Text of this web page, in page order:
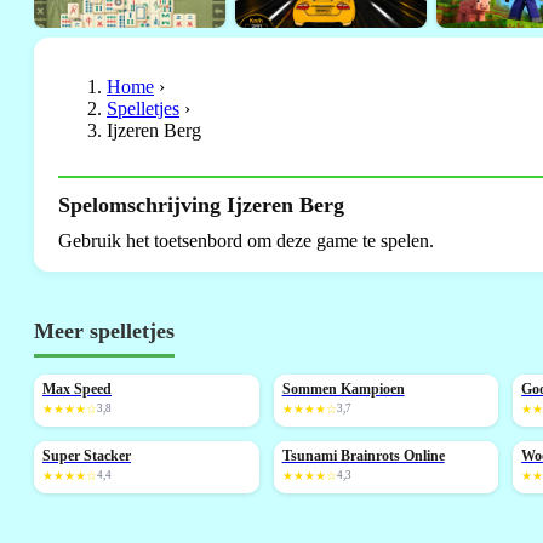
Home ›
Spelletjes ›
Ijzeren Berg
Spelomschrijving Ijzeren Berg
Gebruik het toetsenbord om deze game te spelen.
Meer spelletjes
NIEUW
Max Speed
★★★★☆3,8
NIEUW
Sommen Kampioen
★★★★☆3,7
NIEUW
Super Stacker
★★★★☆4,4
NIEUW
Tsunami Brainrots Online
★★★★☆4,3